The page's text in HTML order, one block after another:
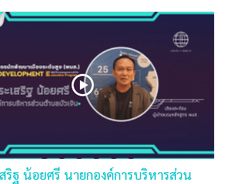
ริฐ น้อยศรี นายกองค์การบริหารส่วน